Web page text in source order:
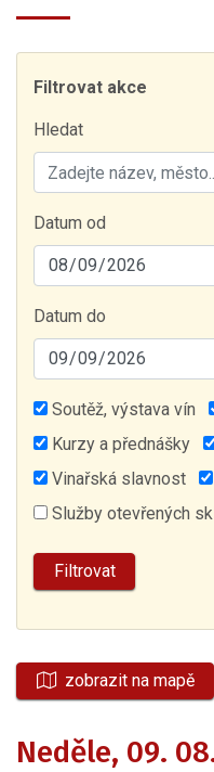
Filtrovat akce
Hledat
Datum od
Datum do
Soutěž, výstava vín
Kurzy a přednášky
Vinařská slavnost
Služby otevřených
zobrazit na mapě
Neděle, 09.